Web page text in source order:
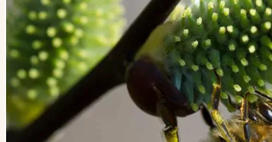
Archiv
Archiv